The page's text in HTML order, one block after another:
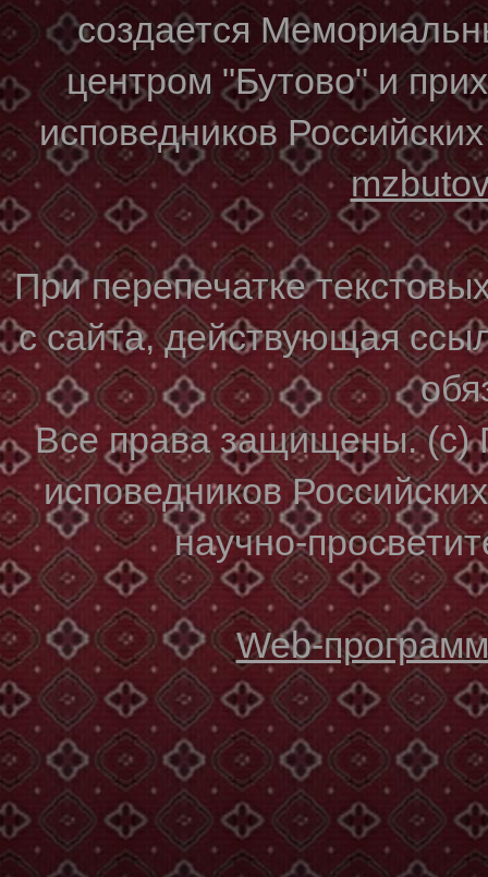
создается
центром "Бутово" и
исповедников
При перепечатке
с сайта, действующая
Все права защищены. (с)
исповедников
научно-
Web-